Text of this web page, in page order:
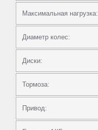
Максимальная нагрузка:
Диаметр колес:
Диски:
Тормоза:
Привод: